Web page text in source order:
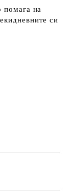
помага на
си